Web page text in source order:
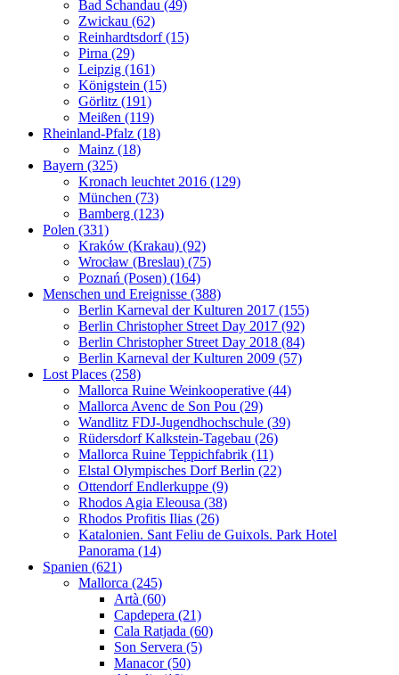
Bad Schandau (49)
Zwickau (62)
Reinhardtsdorf (15)
Pirna (29)
Leipzig (161)
Königstein (15)
Görlitz (191)
Meißen (119)
Rheinland-Pfalz (18)
Mainz (18)
Bayern (325)
Kronach leuchtet 2016 (129)
München (73)
Bamberg (123)
Polen (331)
Kraków (Krakau) (92)
Wrocław (Breslau) (75)
Poznań (Posen) (164)
Menschen und Ereignisse (388)
Berlin Karneval der Kulturen 2017 (155)
Berlin Christopher Street Day 2017 (92)
Berlin Christopher Street Day 2018 (84)
Berlin Karneval der Kulturen 2009 (57)
Lost Places (258)
Mallorca Ruine Weinkooperative (44)
Mallorca Avenc de Son Pou (29)
Wandlitz FDJ-Jugendhochschule (39)
Rüdersdorf Kalkstein-Tagebau (26)
Mallorca Ruine Teppichfabrik (11)
Elstal Olympisches Dorf Berlin (22)
Ottendorf Endlerkuppe (9)
Rhodos Agia Eleousa (38)
Rhodos Profitis Ilias (26)
Katalonien. Sant Feliu de Guixols. Park Hotel
Panorama (14)
Spanien (621)
Mallorca (245)
Artà (60)
Capdepera (21)
Cala Ratjada (60)
Son Servera (5)
Manacor (50)